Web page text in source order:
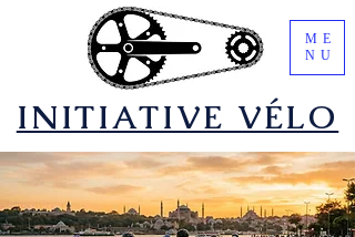
​INITIATIVE VÉLO
ME
NU